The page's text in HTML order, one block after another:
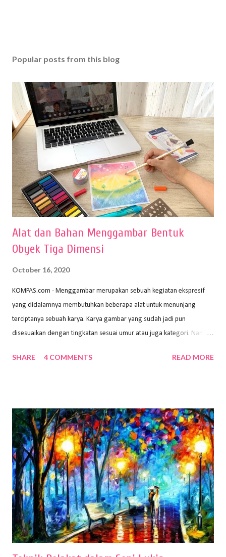
Popular posts from this blog
Alat dan Bahan Menggambar Bentuk
Obyek Tiga Dimensi
October 16, 2020
KOMPAS.com - Menggambar merupakan sebuah kegiatan ekspresif
yang didalamnya membutuhkan beberapa alat untuk menunjang
terciptanya sebuah karya. Karya gambar yang sudah jadi pun
disesuaikan dengan tingkatan sesuai umur atau juga kategori. Namun,
sehingga hasilnya bisa dilihat. Peran alat dan bahan sangat
memiliki spesifikasi berbeda sesuai jenisnya. Berikut peralatan
menggambar bentuk: 1. Kertas Gambar Kegiatan menggambar
membutuhkan kertas yang baik agar proses pembuatan gambar lebih
nyaman dan maksimal. Bahan kertas yang baik salah satu syaratnya
adalah tidak mudah sobek, mengingat menggambar merupakan
proses menggores dan menghapus. Kertas adalah bahan yang paling
ideal digunakan untuk menggambar. Dalam menggambar
menggunakan pen...
SHARE 4 COMMENTS READ MORE